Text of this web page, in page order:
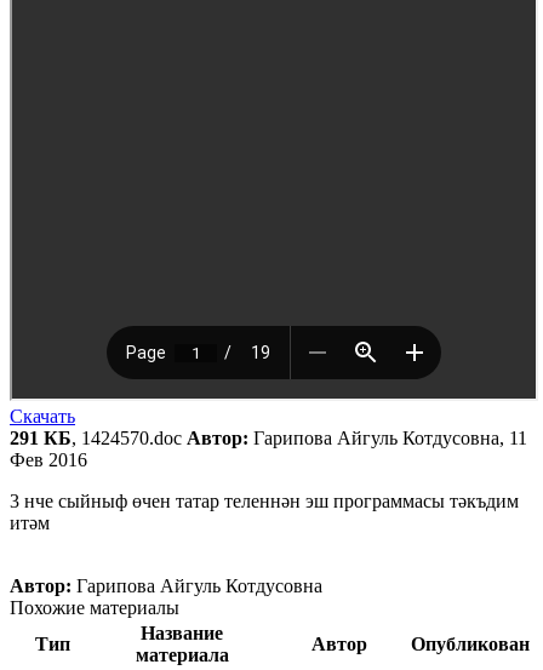
Скачать
291 КБ, 1424570.doc Автор: Гарипова Айгуль Котдусовна, 11
Фев 2016
3 нче сыйныф өчен татар теленнән эш программасы тәкъдим
итәм
Автор: Гарипова Айгуль Котдусовна
Похожие материалы
Тип
Название
материала
Автор Опубликован